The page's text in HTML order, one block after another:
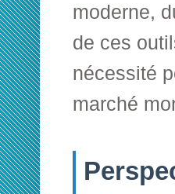
moderne,
de ces
nécessité
marché